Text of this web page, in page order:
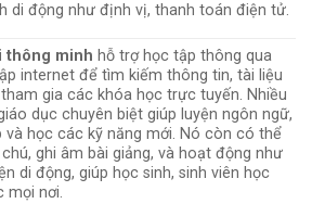
di động như định vị, thanh toán điện tử.
thông minh hỗ trợ học tập thông qua
internet để tìm kiếm thông tin, tài liệu
gia các khóa học trực tuyến. Nhiều
dục chuyên biệt giúp luyện ngôn ngữ,
và học các kỹ năng mới. Nó còn có thể
ghi âm bài giảng, và hoạt động như
di động, giúp học sinh, sinh viên học
mọi nơi.